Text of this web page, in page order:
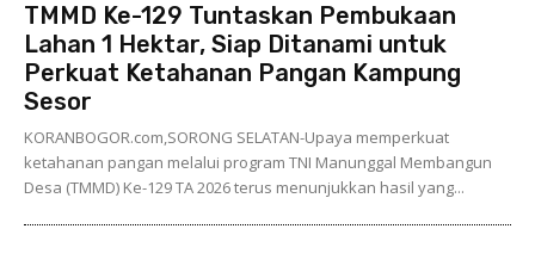
TMMD Ke-129 Tuntaskan Pembukaan
Lahan 1 Hektar, Siap Ditanami untuk
Perkuat Ketahanan Pangan Kampung
Sesor
KORANBOGOR.com,SORONG SELATAN-Upaya memperkuat
ketahanan pangan melalui program TNI Manunggal Membangun
Desa (TMMD) Ke-129 TA 2026 terus menunjukkan hasil yang...